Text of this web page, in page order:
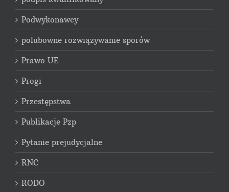
Podwykonawcy
polubowne rozwiązywanie sporów
Prawo UE
Progi
Przestępstwa
Publikacje Pzp
Pytanie prejudycjalne
RNC
RODO